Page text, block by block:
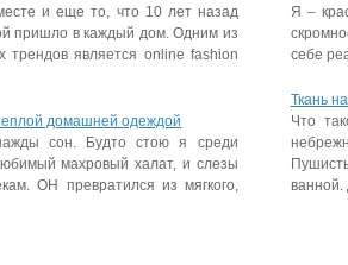
и еще то, что 10 лет назад
пришло в каждый дом. Одним из
трендов является online fashion
домашней одеждой
сон. Будто стою я среди
махровый халат, и слезы
ОН превратился из мягкого,
Я –
себе
Ткань
Что